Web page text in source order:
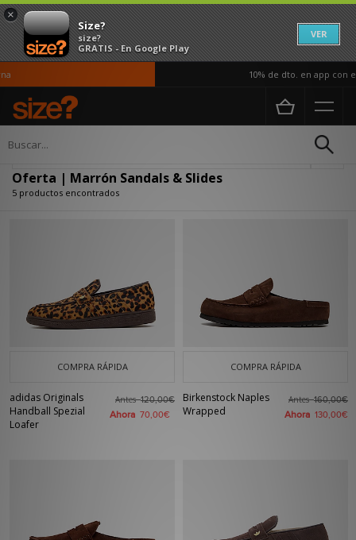
×
Size?
size?
GRATIS - En Google Play
VER
10% de dto. en app con el
Página principal
Oferta | Marrón Sandals & Slides
5 productos encontrados
COMPRA RÁPIDA
adidas Originals
Handball Spezial
Loafer
Antes120,00€
Ahora 70,00€
COMPRA RÁPIDA
Birkenstock Naples
Wrapped
Antes160,00€
Ahora 130,00€